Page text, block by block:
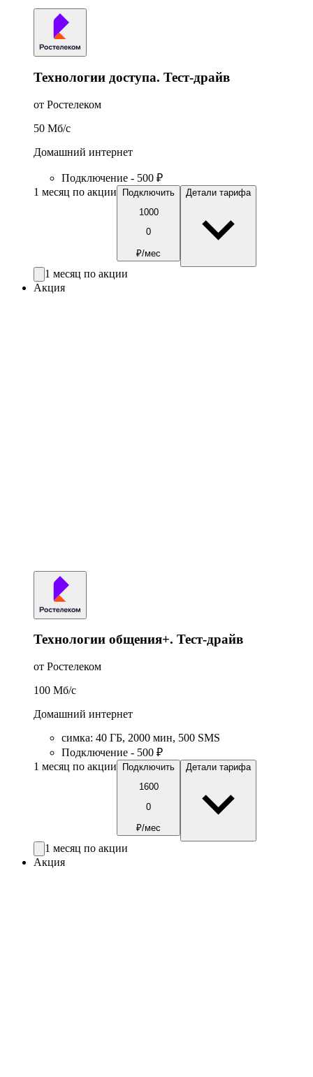
Технологии доступа. Тест-драйв
от Ростелеком
50 Мб/c
Домашний интернет
Подключение - 500 ₽
1 месяц по акции
Подключить
1000
0
₽/мес
Детали тарифа
1 месяц по акции
Акция
Технологии общения+. Тест-драйв
от Ростелеком
100 Мб/c
Домашний интернет
симка: 40 ГБ, 2000 мин, 500 SMS
Подключение - 500 ₽
1 месяц по акции
Подключить
1600
0
₽/мес
Детали тарифа
1 месяц по акции
Акция